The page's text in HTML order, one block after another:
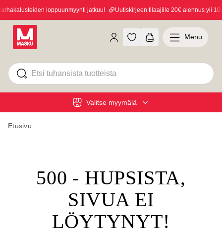
loppuunmyynti jatkuu! Uutiskirjeen tilaajille 20€ alennus yli
Valitse myymälä
Menu
Etusivu
500 - HUPSISTA,
SIVUA EI
LÖYTYNYT!